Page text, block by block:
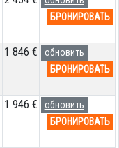
БРОНИРОВАТЬ
1 846 €
обновить
БРОНИРОВАТЬ
1 946 €
обновить
БРОНИРОВАТЬ